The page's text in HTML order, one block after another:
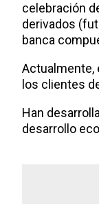
celebración
derivados
banca
Actualmente,
los clientes
Han
desarrollo